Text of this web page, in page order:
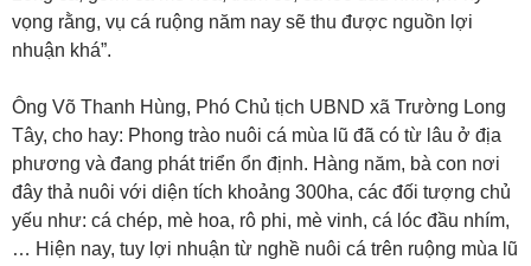
vọng rằng, vụ cá ruộng năm nay sẽ thu được nguồn lợi
nhuận khá”.
Ông Võ Thanh Hùng, Phó Chủ tịch UBND xã Trường Long
Tây, cho hay: Phong trào nuôi cá mùa lũ đã có từ lâu ở địa
phương và đang phát triển ổn định. Hàng năm, bà con nơi
đây thả nuôi với diện tích khoảng 300ha, các đối tượng chủ
yếu như: cá chép, mè hoa, rô phi, mè vinh, cá lóc đầu nhím,
… Hiện nay, tuy lợi nhuận từ nghề nuôi cá trên ruộng mùa lũ